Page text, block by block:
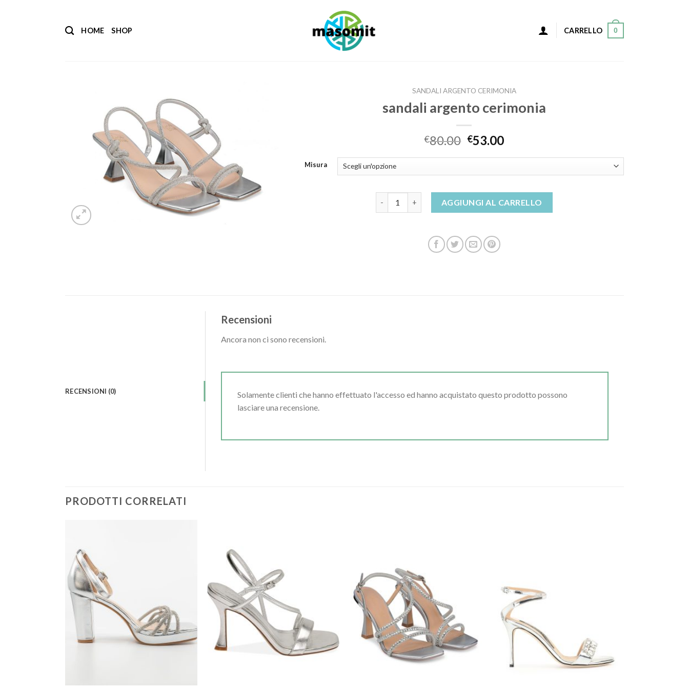
HOME SHOP CARRELLO 0
SANDALI ARGENTO CERIMONIA
sandali argento cerimonia
€80.00 €53.00
Misura
AGGIUNGI AL CARRELLO
RECENSIONI (0)
Recensioni
Ancora non ci sono recensioni.
Solamente clienti che hanno effettuato l'accesso ed hanno acquistato questo prodotto possono
lasciare una recensione.
PRODOTTI CORRELATI